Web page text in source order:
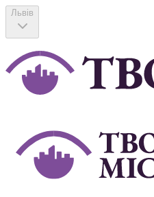
Львів